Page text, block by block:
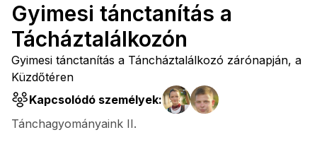
Gyimesi tánctanítás a
Tácháztalálkozón
Gyimesi tánctanítás a Táncháztalálkozó zárónapján, a
Küzdőtéren
Kapcsolódó személyek:
Tánchagyományaink II.